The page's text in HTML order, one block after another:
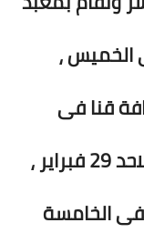
،
ثقافة قنا فى
الخامسة مساء يومى السبت ، الاحد 29 فبراير ،
فى الخامسة